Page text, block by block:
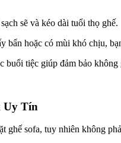
sẽ và kéo dài tuổi thọ ghế.
hoặc có mùi khó chịu,
buổi tiệc giúp đảm bảo
Uy Tín
ghế sofa, tuy nhiên không